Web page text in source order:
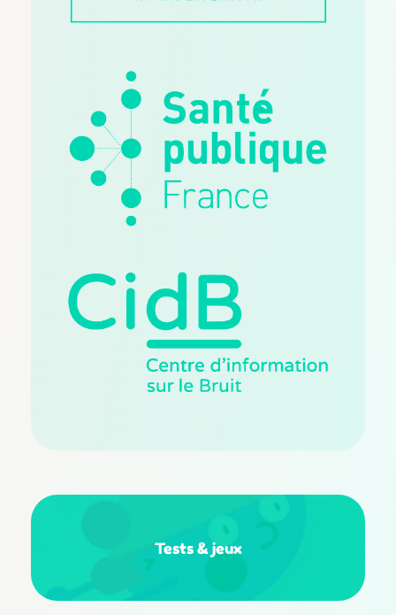
Tests&jeux